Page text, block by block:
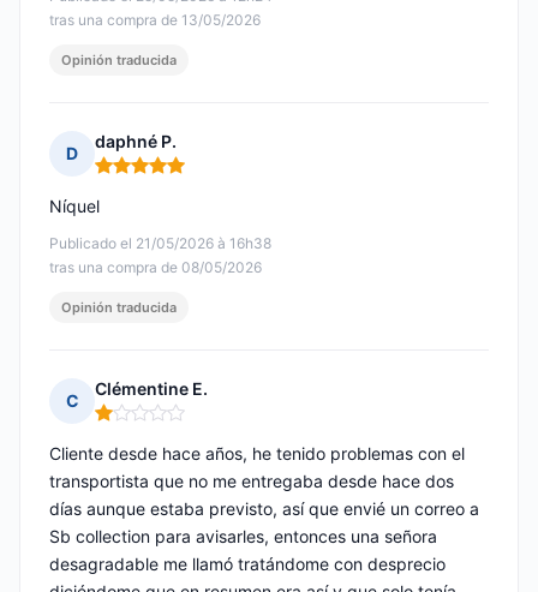
tras una compra de 13/05/2026
Opinión traducida
D
daphné P.
Nota: 5 de 5
Publicado el 21/05/2026 à 16h38
tras una compra de 08/05/2026
Níquel
Opinión traducida
C
Clémentine E.
Nota: 1 de 5
Cliente desde hace años, he tenido problemas con el
transportista que no me entregaba desde hace dos
días aunque estaba previsto, así que envié un correo a
Sb collection para avisarles, entonces una señora
desagradable me llamó tratándome con desprecio